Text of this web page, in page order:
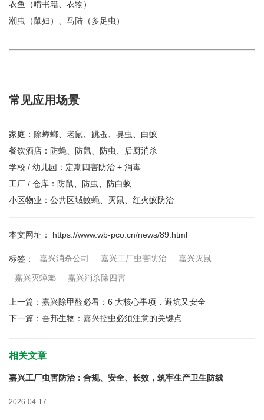
衣鱼（啃书籍、衣物）
潮虫（鼠妇）、马陆（多足虫）
常见应用场景
家庭：除蟑螂、老鼠、跳蚤、臭虫、白蚁
餐饮酒店：防蝇、防鼠、防虫、后厨消杀
学校 / 幼儿园：定期四害防治 + 消毒
工厂 / 仓库：防鼠、防虫、防白蚁
小区物业：公共区域蚊蝇、灭鼠、红火蚁防治
本文网址： https://www.wb-pco.cn/news/89.html
标签： 嘉兴消杀公司 嘉兴工厂虫害防治 嘉兴灭鼠
嘉兴灭蟑螂 嘉兴消杀除四害
上一篇： 嘉兴除甲醛必看：6 大核心事项，避坑又安全
下一篇： 吾邦生物：嘉兴控虫必须注意的关键点
相关文章
嘉兴工厂虫害防治：合规、安全、长效，筑牢生产卫生防线
2026-04-17